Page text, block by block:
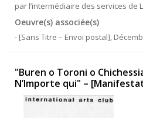
par l’intermédiaire des services de
Oeuvre(s) associée(s)
- [Sans Titre – Envoi postal],
"Buren o Toroni o
N’Importe qui" –